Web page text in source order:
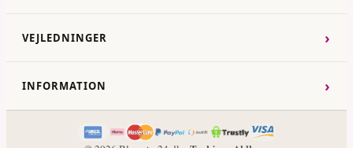
VEJLEDNINGER ›
INFORMATION ›